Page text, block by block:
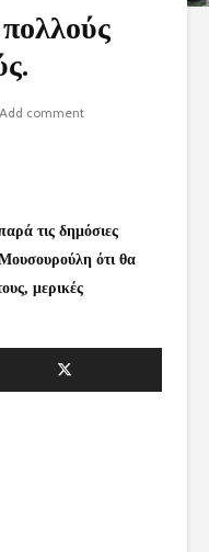
Add comment
τις δημόσιες
ότι θα
μερικές